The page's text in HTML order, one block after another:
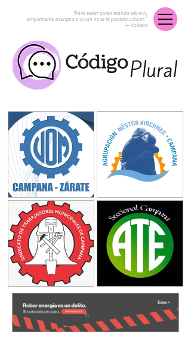
“Para saber quién manda sobre ti,
simplemente averigua a quién no se te permite criticar.”
― Voltaire